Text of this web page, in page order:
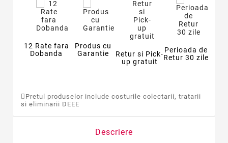
12 Rate fara
Dobanda
Produs cu
Garantie
Retur si Pick-
up gratuit
Perioada de
Retur 30 zile
Pretul produselor include costurile colectarii, tratarii
si eliminarii DEEE
Descriere